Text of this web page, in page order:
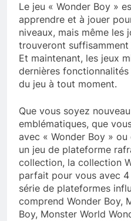
Le jeu « Wonder Boy »
apprendre et à jouer
niveaux, mais même les
trouveront
Et maintenant, les jeux
dernières
du jeu à tout moment.
Que vous soyez
emblématiques, que
avec « Wonder Boy »
un jeu de plateforme
collection, la collection
parfait pour vous avec
série de plateformes
comprend Wonder Boy,
Boy, Monster World